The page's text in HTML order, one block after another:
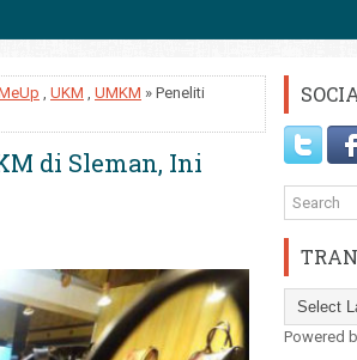
, UKM , UMKM » Peneliti
di Sleman, Ini
Powered